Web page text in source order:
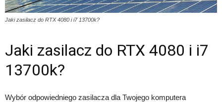
Jaki zasilacz do RTX 4080 i i7 13700k?
Jaki zasilacz do RTX 4080 i i7
13700k?
Wybór odpowiedniego zasilacza dla Twojego komputera